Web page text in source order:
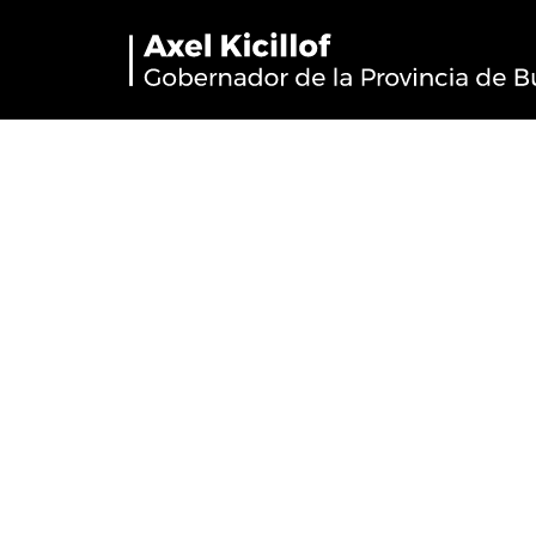
Ramallo